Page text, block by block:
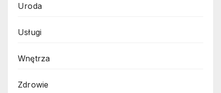
Uroda
Usługi
Wnętrza
Zdrowie